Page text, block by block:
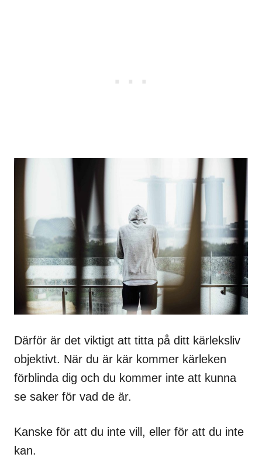
Därför är det viktigt att titta på ditt kärleksliv
objektivt. När du är kär kommer kärleken
förblinda dig och du kommer inte att kunna
se saker för vad de är.
Kanske för att du inte vill, eller för att du inte
kan.